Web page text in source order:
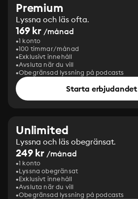
Premium
Lyssna och läs ofta.
169 kr /månad
1 konto
100 timmar/månad
Exklusivt innehåll
Avsluta när du vill
Obegränsad lyssning på podcasts
Starta erbjudandet
Unlimited
Lyssna och läs obegränsat.
249 kr /månad
1 konto
Lyssna obegränsat
Exklusivt innehåll
Avsluta när du vill
Obegränsad lyssning på podcasts